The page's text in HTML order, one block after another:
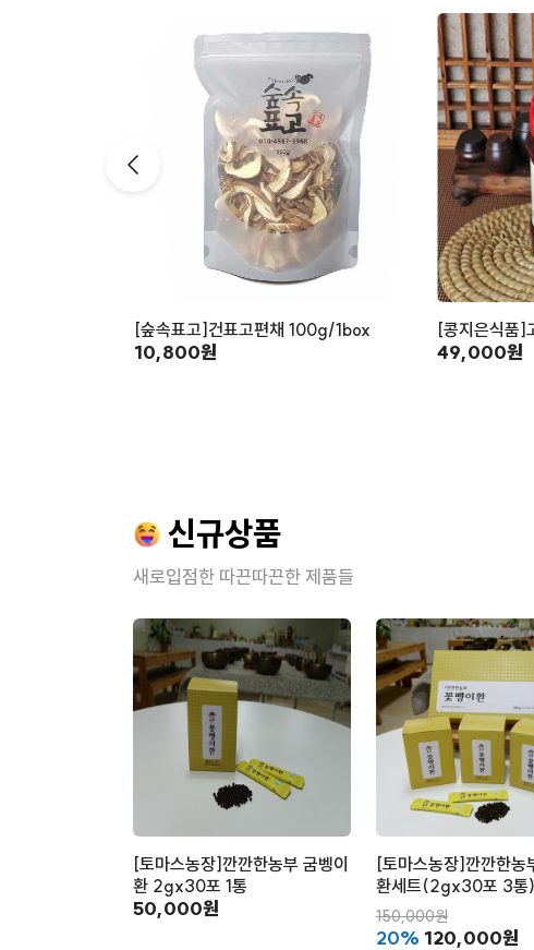
[숲속표고]건표고편채 100g/1box
10,800원
[콩지은식품
49,000원
신규상품
새로입점한 따끈따끈한 제품들
[토마스농장]깐깐한농부 굼벵이
환 2gx30포 1통
50,000원
[토마스농장]깐깐한농
환세트(2gx30포 3통)
150,000원
20% 120,000원